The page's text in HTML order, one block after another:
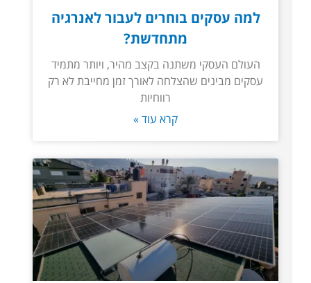
למה עסקים בוחרים לעבור לאנרגיה
מתחדשת?
העולם העסקי משתנה בקצב מהיר, ויותר מתמיד
עסקים מבינים שהצלחה לאורך זמן מחייבת לא רק
רווחיות
קרא עוד »